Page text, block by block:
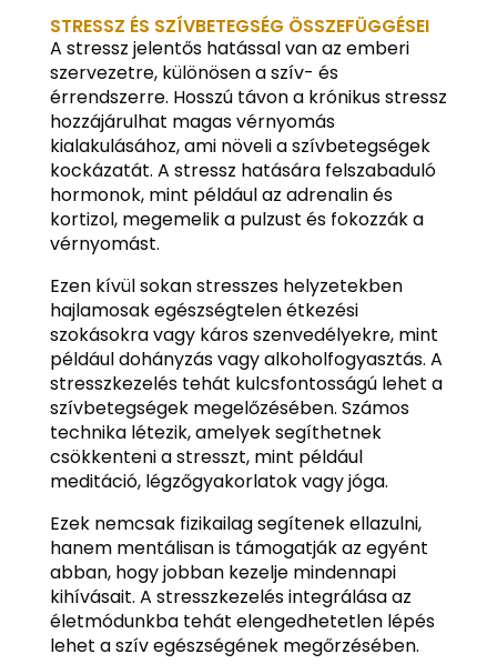
STRESSZ ÉS SZÍVBETEGSÉG ÖSSZEFÜGGÉSEI
A stressz jelentős hatással van az emberi
szervezetre, különösen a szív- és
érrendszerre. Hosszú távon a krónikus stressz
hozzájárulhat magas vérnyomás
kialakulásához, ami növeli a szívbetegségek
kockázatát. A stressz hatására felszabaduló
hormonok, mint például az adrenalin és
kortizol, megemelik a pulzust és fokozzák a
vérnyomást.
Ezen kívül sokan stresszes helyzetekben
hajlamosak egészségtelen étkezési
szokásokra vagy káros szenvedélyekre, mint
például dohányzás vagy alkoholfogyasztás. A
stresszkezelés tehát kulcsfontosságú lehet a
szívbetegségek megelőzésében. Számos
technika létezik, amelyek segíthetnek
csökkenteni a stresszt, mint például
meditáció, légzőgyakorlatok vagy jóga.
Ezek nemcsak fizikailag segítenek ellazulni,
hanem mentálisan is támogatják az egyént
abban, hogy jobban kezelje mindennapi
kihívásait. A stresszkezelés integrálása az
életmódunkba tehát elengedhetetlen lépés
lehet a szív egészségének megőrzésében.